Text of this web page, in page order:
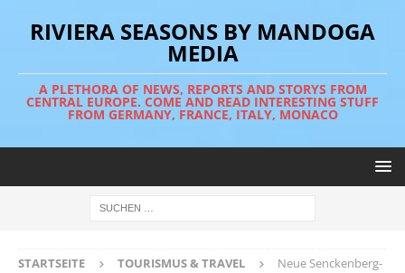
RIVIERA SEASONS BY MANDOGA
MEDIA
A PLETHORA OF NEWS, REPORTS AND STORYS FROM
CENTRAL EUROPE. COME AND READ INTERESTING STUFF
FROM GERMANY, FRANCE, ITALY, MONACO
STARTSEITE TOURISMUS & TRAVEL
Neue Senckenberg-